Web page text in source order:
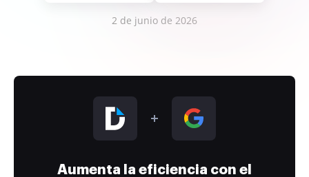
2 de junio de 2026
Aumenta la eficiencia con el